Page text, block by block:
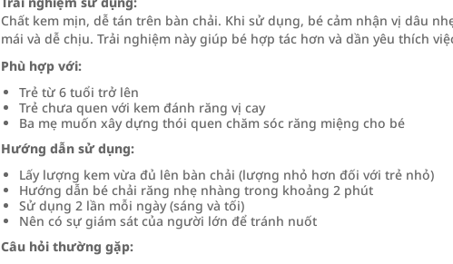
Chất kem mịn, dễ tán trên bàn chải. Khi sử dụng, bé cảm nhận vị dâu
mái và dễ chịu. Trải nghiệm này giúp bé hợp tác hơn và dần yêu thích
Phù hợp với:
Trẻ từ 6 tuổi trở lên
Trẻ chưa quen với kem đánh răng vị cay
Ba mẹ muốn xây dựng thói quen chăm sóc răng miệng cho bé
Hướng dẫn sử dụng:
Lấy lượng kem vừa đủ lên bàn chải (lượng nhỏ hơn đối với trẻ nhỏ)
Hướng dẫn bé chải răng nhẹ nhàng trong khoảng 2 phút
Sử dụng 2 lần mỗi ngày (sáng và tối)
Nên có sự giám sát của người lớn để tránh nuốt
Câu hỏi thường gặp: